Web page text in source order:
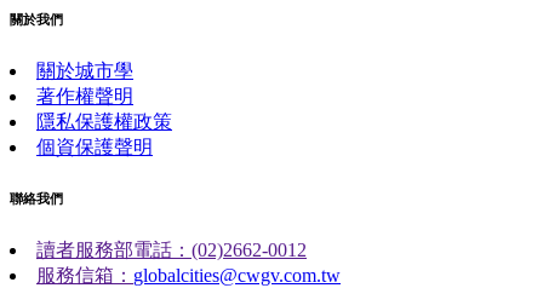
關於我們
關於城市學
著作權聲明
隱私保護權政策
個資保護聲明
聯絡我們
讀者服務部電話：(02)2662-0012
服務信箱： globalcities@cwgv.com.tw